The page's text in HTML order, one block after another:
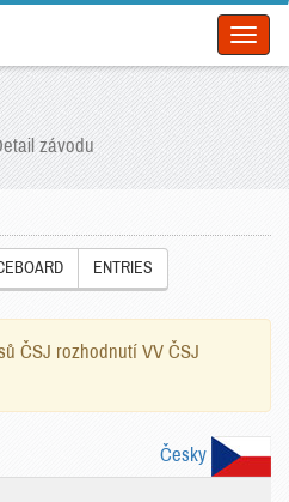
závodu
ENTRIES
ČSJ rozhodnutí VV ČSJ
Česky